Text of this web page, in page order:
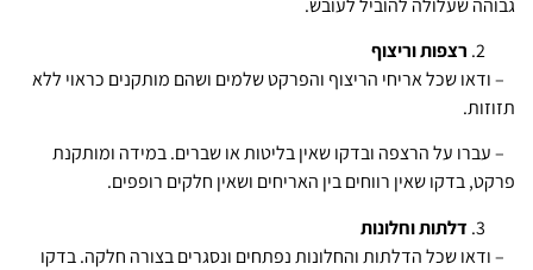
רצפות וריצוף
– ודאו שכל אריחי הריצוף והפרקט שלמים ושהם מותקנים כראוי ללא
תזוזות.
– עברו על הרצפה ובדקו שאין בליטות או שברים. במידה ומותקנת
פרקט, בדקו שאין רווחים בין האריחים ושאין חלקים רופפים.
דלתות וחלונות
– ודאו שכל הדלתות והחלונות נפתחים ונסגרים בצורה חלקה. בדקו